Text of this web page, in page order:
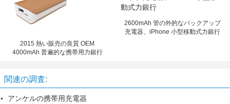
2015 熱い販売の良質 OEM
4000mAh 普遍的な携帯用力銀行
2600mAh 管の外的なバックアップ
充電器、iPhone 小型移動式力銀行
関連の調査:
アンケルの携帯用充電器